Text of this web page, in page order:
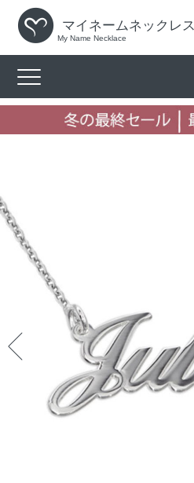
マイネームネックレス
My Name Necklace